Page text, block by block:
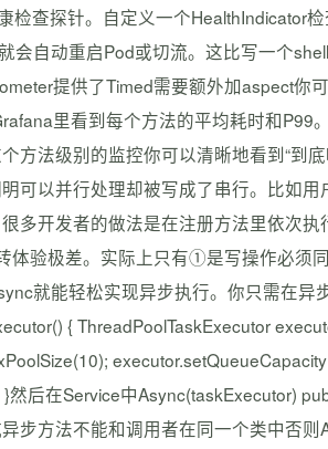
检查探针。自定义一个HealthIndicator
会自动重启Pod或切流。这比写一个
提供了Timed需要额外加aspect你
里看到每个方法的平均耗时和
方法级别的监控你可以清晰地看到“到
可以并行处理却被写成了串行。比
多开发者的做法是在注册方法里依次
体验极差。实际上只有①是写操作必
就能轻松实现异步执行。你只需在
{ ThreadPoolTaskExecutor
然后在Service中Async(taskExecutor)
步方法不能和调用者在同一个类中否